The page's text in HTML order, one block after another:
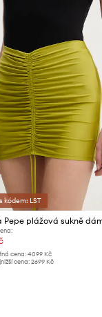
kódem: LST
Pepe plážová sukně
cena: 4099 Kč
cena: 2699 Kč